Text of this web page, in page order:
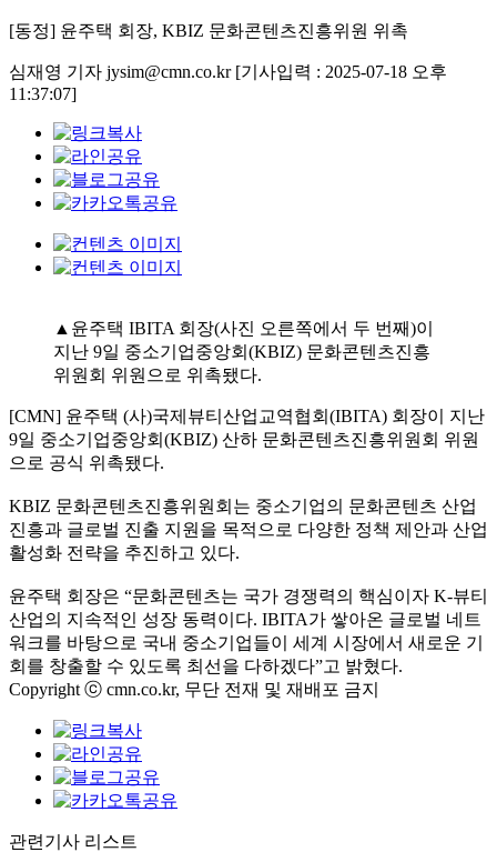
[동정] 윤주택 회장, KBIZ 문화콘텐츠진흥위원 위촉
심재영 기자 jysim@cmn.co.kr [기사입력 : 2025-07-18 오후
11:37:07]
▲윤주택 IBITA 회장(사진 오른쪽에서 두 번째)이
지난 9일 중소기업중앙회(KBIZ) 문화콘텐츠진흥
위원회 위원으로 위촉됐다.
[CMN] 윤주택 (사)국제뷰티산업교역협회(IBITA) 회장이 지난
9일 중소기업중앙회(KBIZ) 산하 문화콘텐츠진흥위원회 위원
으로 공식 위촉됐다.
KBIZ 문화콘텐츠진흥위원회는 중소기업의 문화콘텐츠 산업
진흥과 글로벌 진출 지원을 목적으로 다양한 정책 제안과 산업
활성화 전략을 추진하고 있다.
윤주택 회장은 “문화콘텐츠는 국가 경쟁력의 핵심이자 K-뷰티
산업의 지속적인 성장 동력이다. IBITA가 쌓아온 글로벌 네트
워크를 바탕으로 국내 중소기업들이 세계 시장에서 새로운 기
회를 창출할 수 있도록 최선을 다하겠다”고 밝혔다.
Copyright ⓒ cmn.co.kr, 무단 전재 및 재배포 금지
관련기사 리스트